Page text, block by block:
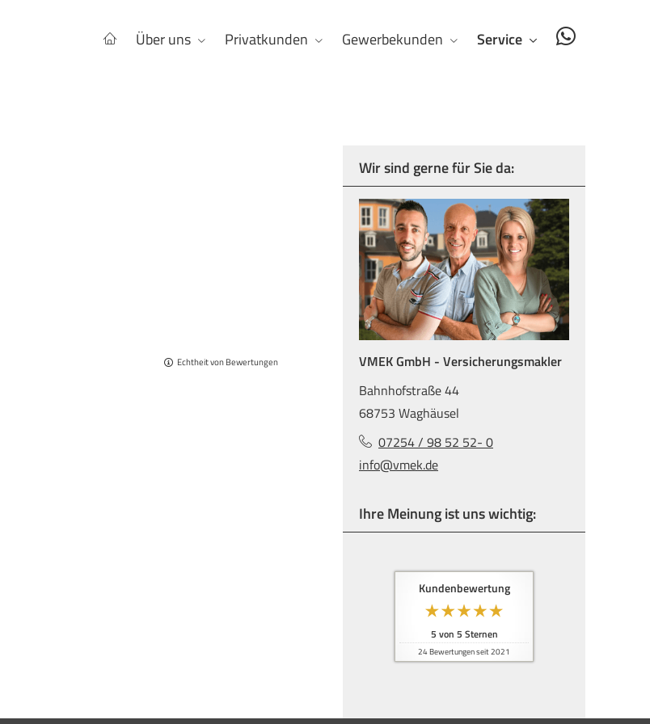
Über uns Privatkunden Gewerbekunden Service
Wir sind gerne für Sie da:
VMEK GmbH - Ver­sicherungs­makler
Bahnhofstraße 44
68753 Waghäusel
07254 / 98 52 52- 0
info@vmek.de
Ihre Meinung ist uns wichtig:
Kundenbewertung
5 von 5 Sternen
24Bewertungen seit 2021
Echtheit von Bewertungen